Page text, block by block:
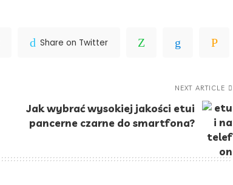
Share on Twitter
NEXT ARTICLE
Jak wybrać wysokiej jakości etui
pancerne czarne do smartfona?